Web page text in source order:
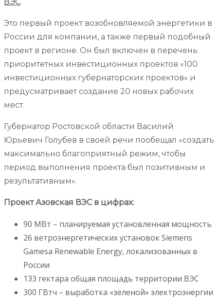
Это первый проект возобновляемой энергетики в
России для компании, а также первый подобный
проект в регионе. Он был включен в перечень
приоритетных инвестиционных проектов «100
инвестиционных губернаторских проектов» и
предусматривает создание 20 новых рабочих
мест.
Губернатор Ростовской области Василий
Юрьевич Голубев в своей речи пообещал «создать
максимально благоприятный режим, чтобы
период выполнения проекта был позитивным и
результативным».
Проект Азовская ВЭС в цифрах:
90 МВт – планируемая установленная мощность
26 ветроэнергетических установок Siemens
Gamesa Renewable Energy, локализованных в
России
133 гектара общая площадь территории ВЭС
300 ГВтч – выработка «зеленой» электроэнергии